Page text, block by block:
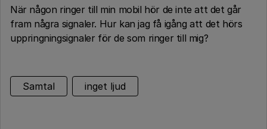
När någon ringer till min mobil hör de inte att det går
fram några signaler. Hur kan jag få igång att det hörs
uppringningsignaler för de som ringer till mig?
Samtal inget ljud